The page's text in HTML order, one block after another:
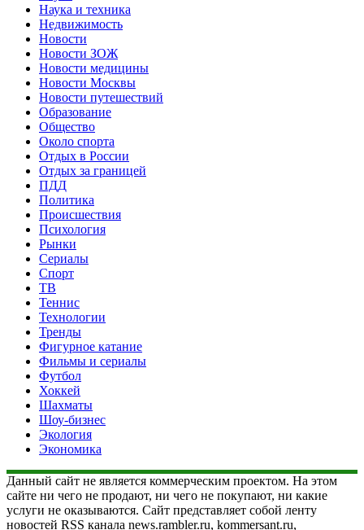
Наука и техника
Недвижимость
Новости
Новости ЗОЖ
Новости медицины
Новости Москвы
Новости путешествий
Образование
Общество
Около спорта
Отдых в России
Отдых за границей
ПДД
Политика
Происшествия
Психология
Рынки
Сериалы
Спорт
ТВ
Теннис
Технологии
Тренды
Фигурное катание
Фильмы и сериалы
Футбол
Хоккей
Шахматы
Шоу-бизнес
Экология
Экономика
Данный сайт не является коммерческим проектом. На этом
сайте ни чего не продают, ни чего не покупают, ни какие
услуги не оказываются. Сайт представляет собой ленту
новостей RSS канала news.rambler.ru, kommersant.ru,